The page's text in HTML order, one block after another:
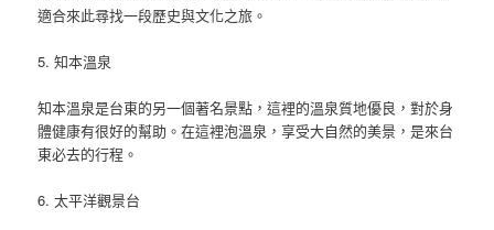
適合來此尋找一段歷史與文化之旅。
5. 知本溫泉
知本溫泉是台東的另一個著名景點，這裡的溫泉質地優良，對於身
體健康有很好的幫助。在這裡泡溫泉，享受大自然的美景，是來台
東必去的行程。
6. 太平洋觀景台